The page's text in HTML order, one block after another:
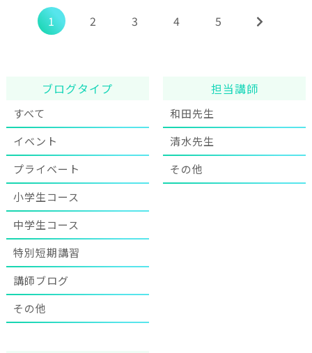
1 2 3 4 5
ブログタイプ
すべて
イベント
プライベート
小学生コース
中学生コース
特別短期講習
講師ブログ
その他
担当講師
和田先生
清水先生
その他